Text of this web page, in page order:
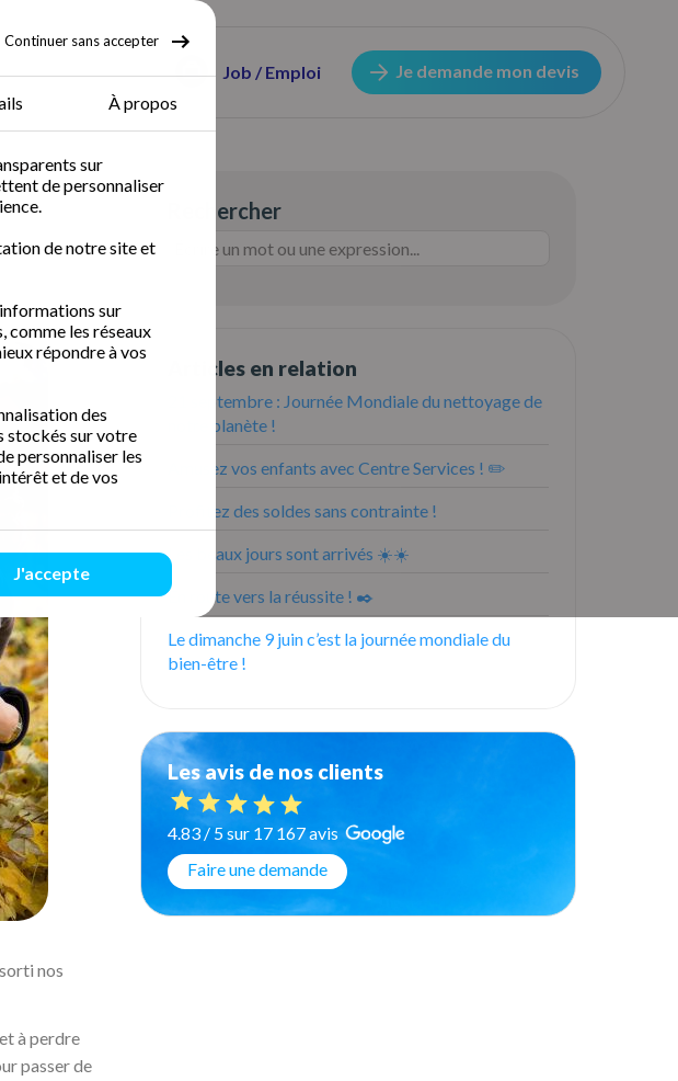
Job / Emploi Je demande mon devis
Continuer sans accepter
À propos
sur
de personnaliser
de notre site et
sur
comme les réseaux
répondre à vos
des
stockés sur votre
personnaliser les
et de vos
J'accepte
nos
à perdre
passer de
Rechercher
Articles en relation
21 septembre : Journée Mondiale du nettoyage de
notre planète !
Amusez vos enfants avec Centre Services ! ✏️
Profitez des soldes sans contrainte !
Les beaux jours sont arrivés ☀️☀️
En route vers la réussite ! ✒️
Le dimanche 9 juin c’est la journée mondiale du
bien-être !
Les avis de nos clients
4.83 / 5 sur 17 167 avis
Faire une demande